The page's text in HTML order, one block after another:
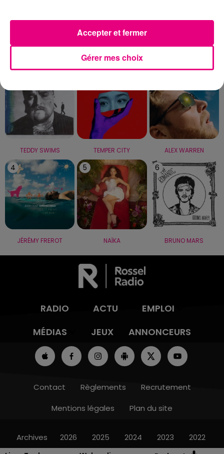
Capricorne Verseau Poissons
TEDDY SWIMS TEMPER CITY ALEX WARREN
4
JÉRÉMY FREROT
5
NAÏKA
6
BRUNO MARS
RADIO ACTU
EMPLOI
MÉDIAS
JEUX ANNONCEURS
Contact Règlements
Recrutement
Mentions légales
Plan du site
Archives 2026 2025 2024 2023 2022
Gérer mes choix
Accepter et fermer